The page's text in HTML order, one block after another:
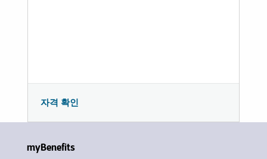
자격 확인
myBenefits